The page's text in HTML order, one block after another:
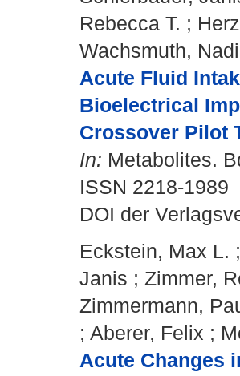
Rebecca T. ;
Wachsmuth,
Acute Fluid
Bioelectrical
Crossover Pilot
In: Metabolites.
ISSN 2218-1989
DOI der
Eckstein, Max L.
Janis ; Zimmer,
Zimmermann,
; Aberer, Felix ;
Acute Changes